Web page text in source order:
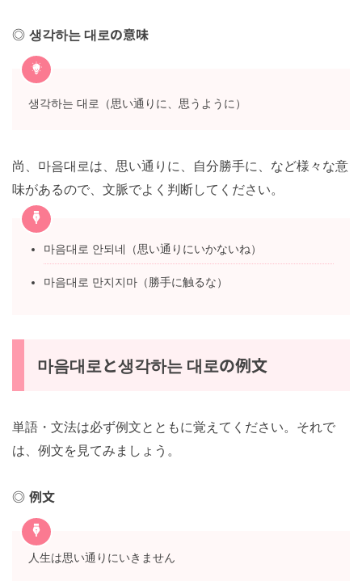
생각하는 대로の意味
생각하는 대로（思い通りに、思うように）
尚、마음대로は、思い通りに、自分勝手に、など様々な意
味があるので、文脈でよく判断してください。
마음대로 안되네（思い通りにいかないね）
마음대로 만지지마（勝手に触るな）
마음대로と생각하는 대로の例文
単語・文法は必ず例文とともに覚えてください。それで
は、例文を見てみましょう。
例文
人生は思い通りにいきません